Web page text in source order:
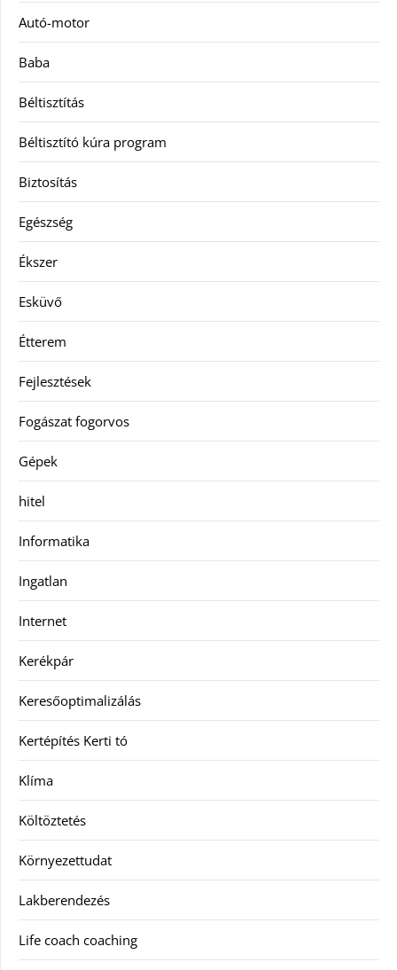
Autó-motor
Baba
Béltisztítás
Béltisztító kúra program
Biztosítás
Egészség
Ékszer
Esküvő
Étterem
Fejlesztések
Fogászat fogorvos
Gépek
hitel
Informatika
Ingatlan
Internet
Kerékpár
Keresőoptimalizálás
Kertépítés Kerti tó
Klíma
Költöztetés
Környezettudat
Lakberendezés
Life coach coaching